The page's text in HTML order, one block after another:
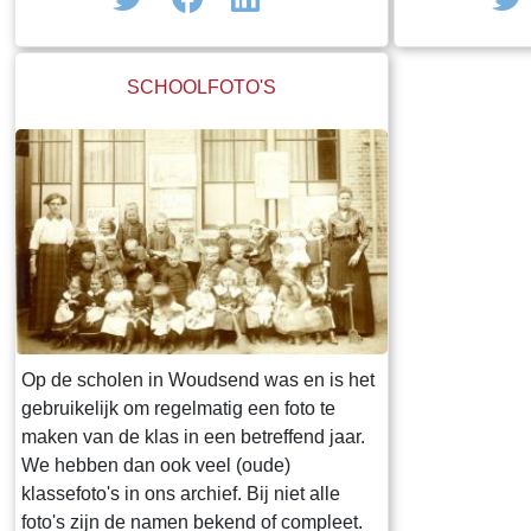
meestal een
SCHOOLFOTO'S
Op de scholen in Woudsend was en is het
gebruikelijk om regelmatig een foto te
maken van de klas in een betreffend jaar.
We hebben dan ook veel (oude)
klassefoto's in ons archief. Bij niet alle
foto's zijn de namen bekend of compleet.